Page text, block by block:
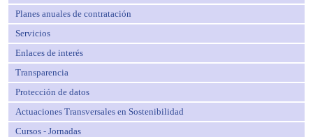
Planes anuales de contratación
Servicios
Enlaces de interés
Transparencia
Protección de datos
Actuaciones Transversales en Sostenibilidad
Cursos - Jornadas